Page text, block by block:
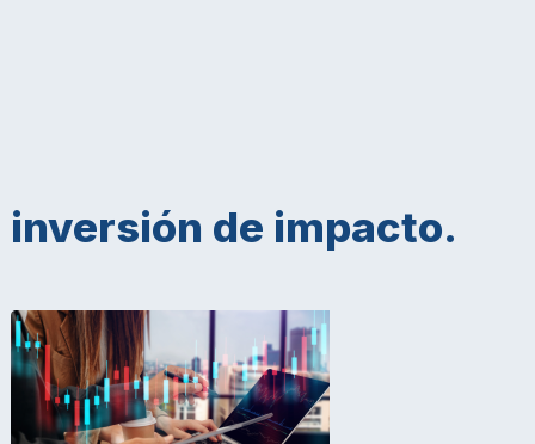
inversión de impacto.